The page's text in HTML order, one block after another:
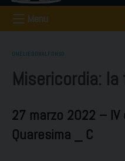
Menu
OMELIEDONALFONSO
Misericordia:
27 marzo 2022 –
Quaresima _ C